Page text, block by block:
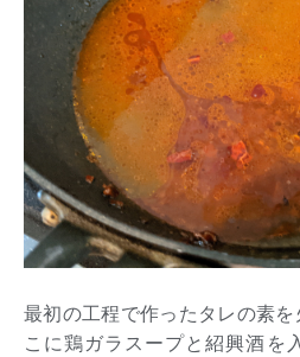
最初の工程で作ったタレの素
こに鶏ガラスープと紹興酒を